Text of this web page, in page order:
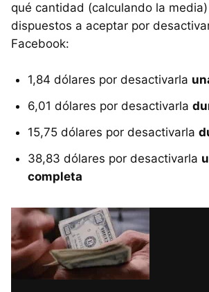
qué cantidad (calculando la
dispuestos a aceptar por
Facebook:
1,84 dólares por desactivarla
6,01 dólares por desactivarla
15,75 dólares por desactivarla
38,83 dólares por desactivarla
completa